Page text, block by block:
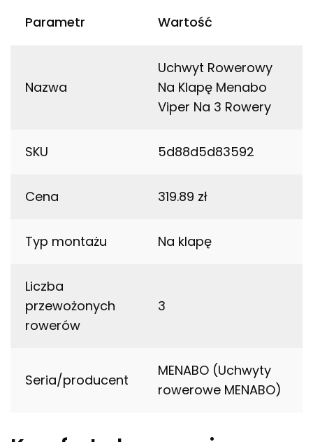
Parametr Wartość
Nazwa
Uchwyt Rowerowy
Na Klapę Menabo
Viper Na 3 Rowery
SKU 5d88d5d83592
Cena 319.89 zł
Typ montażu Na klapę
Liczba
przewożonych
rowerów
3
Seria/producent
MENABO (Uchwyty
rowerowe MENABO)